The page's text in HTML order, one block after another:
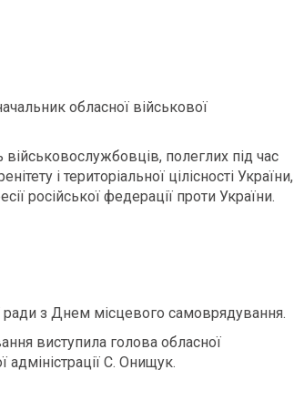
обласної військової
полеглих під час
і територіальної цілісності України,
російської федерації проти України.
ради з Днем місцевого самоврядування.
виступила голова обласної
адміністрації С. Онищук.